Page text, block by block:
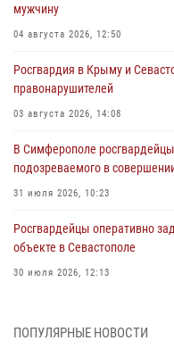
мужчину
04 августа 2026, 12:50
Росгвардия в Крыму и
правонарушителей
03 августа 2026, 14:08
В Симферополе
подозреваемого в
31 июля 2026, 10:23
Росгвардейцы оперативно
объекте в Севастополе
30 июля 2026, 12:13
охраняемом объекте
ПОПУЛЯРНЫЕ НОВОСТИ